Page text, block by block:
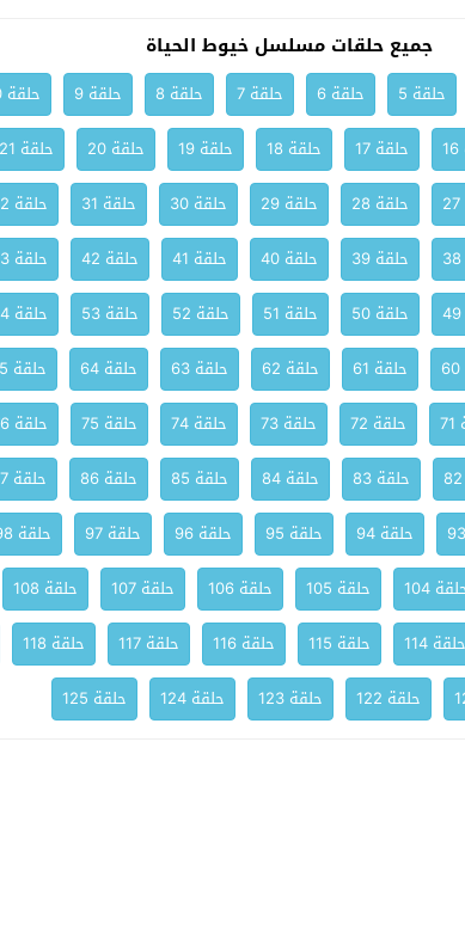
جميع حلقات مسلسل خيوط الحياة
حلقة 5 حلقة 6 حلقة 7 حلقة 8 حلقة 9 حلقة 10
حلقة 17 حلقة 18 حلقة 19 حلقة 20 حلقة 21
حلقة 28 حلقة 29 حلقة 30 حلقة 31 حلقة 32
حلقة 39 حلقة 40 حلقة 41 حلقة 42 حلقة 43
حلقة 50 حلقة 51 حلقة 52 حلقة 53 حلقة 54
حلقة 61 حلقة 62 حلقة 63 حلقة 64 حلقة 65
حلقة 72 حلقة 73 حلقة 74 حلقة 75 حلقة 76
حلقة 83 حلقة 84 حلقة 85 حلقة 86 حلقة 87
حلقة 94 حلقة 95 حلقة 96 حلقة 97 حلقة 98
104 حلقة 105 حلقة 106 حلقة 107 حلقة 108
حلقة 114 حلقة 115 حلقة 116 حلقة 117 حلقة 118
حلقة 122 حلقة 123 حلقة 124 حلقة 125